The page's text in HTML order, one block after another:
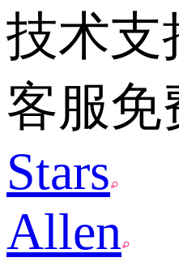
技术支
客服免
Stars
Allen